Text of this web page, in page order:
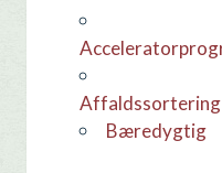
Affaldssortering
Bæredygtig